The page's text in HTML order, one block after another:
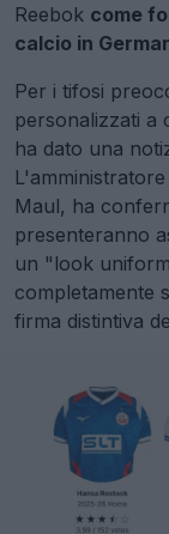
Reebok come
calcio in
Per i tifosi
personalizzati a
ha dato una
Maul, ha
presenteranno
un "look
completamente
firma distintiva